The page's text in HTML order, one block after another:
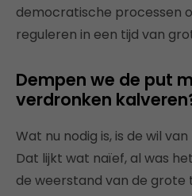
democratische processen
reguleren in een tijd van
Dempen we de put
verdronken
Wat nu nodig is, is de wil
Dat lijkt wat naïef, al was
de weerstand van de grote